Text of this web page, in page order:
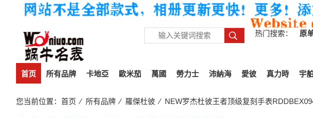
热门搜索： 原
首页 所有品牌 卡地亞 歐米茄 萬國 勞力士 沛納海 愛彼 真力時 宇
您当前位置： 首页 ⁄ 所有品牌 ⁄ 羅傑杜彼 ⁄ NEW罗杰杜彼王者顶级复刻手表